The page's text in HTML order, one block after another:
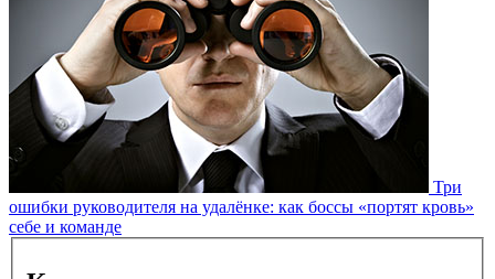
Три
ошибки руководителя на удалёнке: как боссы «портят кровь»
себе и команде